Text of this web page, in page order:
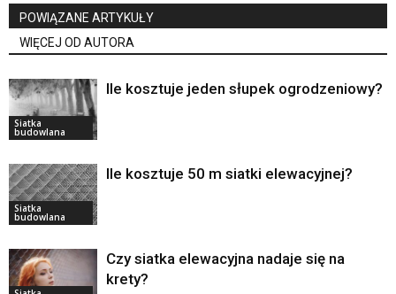
POWIĄZANE ARTYKUŁY
WIĘCEJ OD AUTORA
Siatka
budowlana
Ile kosztuje jeden słupek ogrodzeniowy?
Siatka
budowlana
Ile kosztuje 50 m siatki elewacyjnej?
Czy siatka elewacyjna nadaje się na
krety?